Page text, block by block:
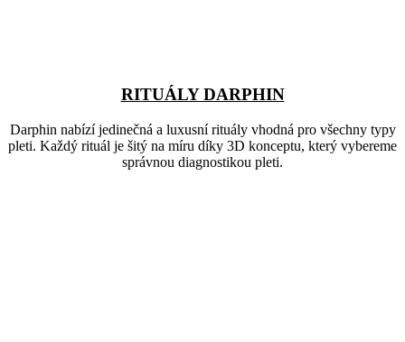
RITUÁLY DARPHIN
Darphin nabízí jedinečná a luxusní rituály vhodná pro všechny typy
pleti. Každý rituál je šitý na míru díky 3D konceptu, který vybereme
správnou diagnostikou pleti.